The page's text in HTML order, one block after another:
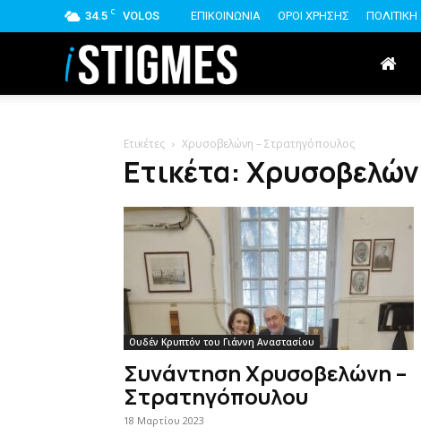
34.5 C VOLOS ΕΠΙΚΟΙΝΩΝΙΑ ΟΡΟΙ ΧΡΗΣΗΣ
istigmes
Ετικέτες Χρυσοβελώνη – Στρατηγόπουλος
Ετικέτα:
Ουδέν Κρυπτόν του Γιάννη Αναστασίου
Συνάντηση Χρυσοβελώνη –
Στρατηγόπουλου
18 Μαρτίου 2023